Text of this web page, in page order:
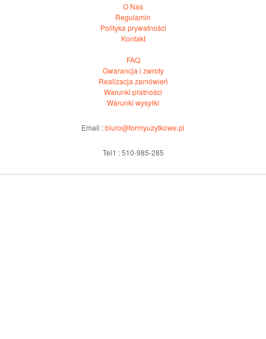
O Nas
Regulamin
Polityka prywatności
Kontakt
FAQ
Gwarancja i zwroty
Realizacja zamówień
Warunki płatności
Warunki wysyłki
Email :biuro@formyuzytkowe.pl
Tel1 : 510-985-285